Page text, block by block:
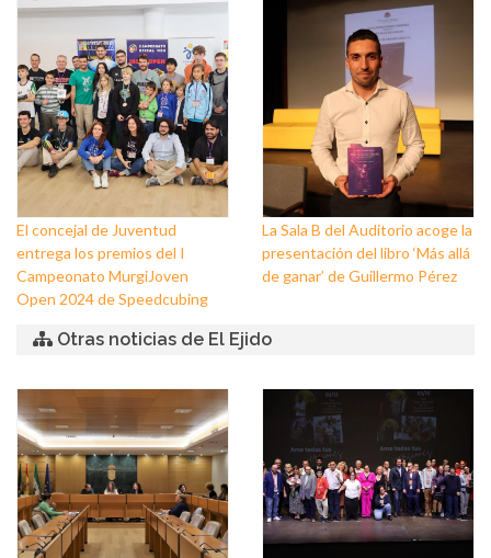
Padre Jesús Nazareno y
Nuestra Señora de los Dolores
de Balerma
El concejal de Juventud
entrega los premios del I
Campeonato MurgiJoven
Open 2024 de Speedcubing
La Sala B del Auditorio acoge la
presentación del libro ‘Más allá
de ganar’ de Guillermo Pérez
Otras noticias de El Ejido